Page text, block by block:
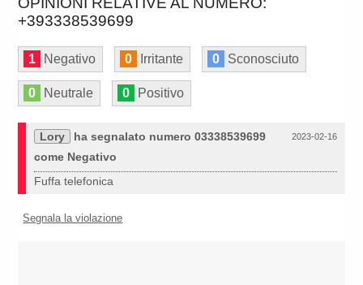
+393338539699
1 Negativo 0 Irritante 0 Sconosciuto
0 Neutrale 0 Positivo
2023-02-16
Lory
ha segnalato numero 03338539699
come Negativo
Fuffa telefonica
Segnala la violazione